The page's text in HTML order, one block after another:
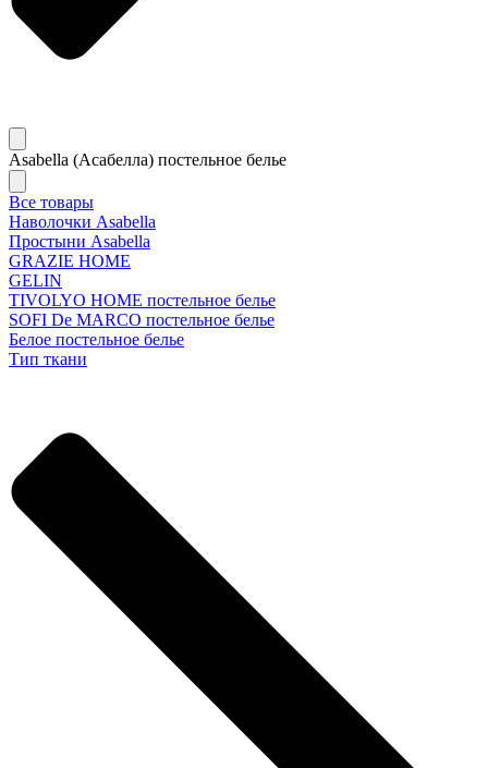
Asabella (Асабелла) постельное белье
Все товары
Наволочки Asabella
Простыни Asabella
GRAZIE HOME
GELIN
TIVOLYO HOME постельное белье
SOFI De MARCO постельное белье
Белое постельное белье
Тип ткани